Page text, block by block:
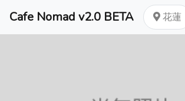
Cafe Nomad v2.0 BETA 花蓮